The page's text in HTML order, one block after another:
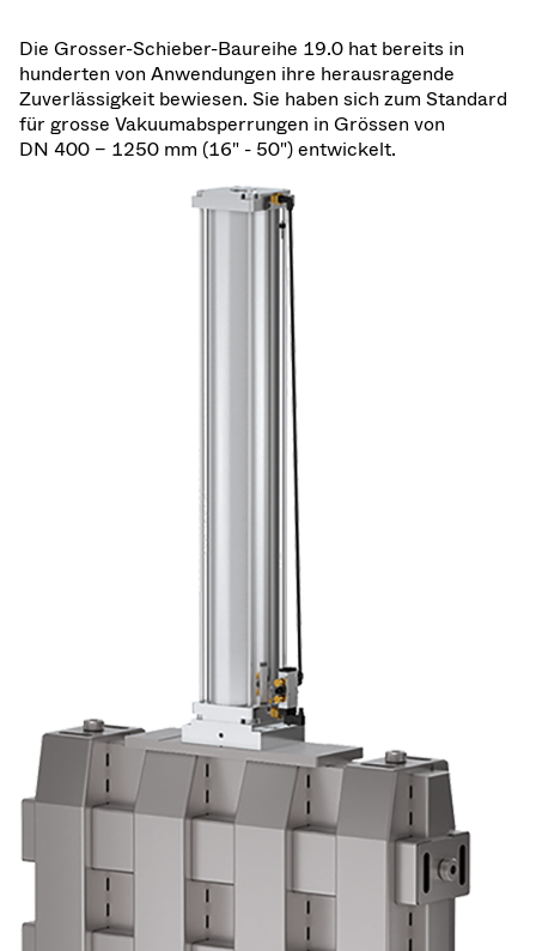
Die Grosser-Schieber-Baureihe 19.0 hat bereits in
hunderten von Anwendungen ihre herausragende
Zuverlässigkeit bewiesen. Sie haben sich zum Standard
für grosse Vakuumabsperrungen in Grössen von
DN 400 – 1250 mm (16" - 50") entwickelt.